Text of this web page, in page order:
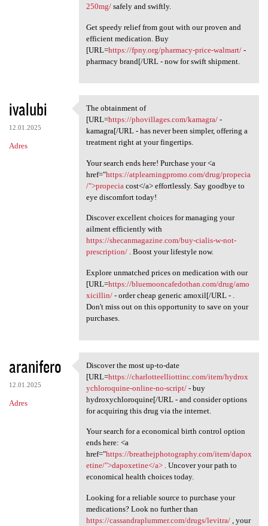
250mg/safely and swiftly.
Get speedy relief from gout with our proven and
efficient medication. Buy
[URL=https://fpny.org/pharmacy-price-walmart/-
pharmacy brand[/URL - now for swift shipment.
ivalubi
12.01.2025
Adres
The obtainment of [URL=https:
The obtainment of
[URL=https://phovillages.com/kamagra/-
kamagra[/URL - has never been simpler, offering a
treatment right at your fingertips.
Your search ends here! Purchase your <a
href="https://atplearningpromo.com/drug/propecia
/">propecia cost</a> effortlessly. Say goodbye to
eye discomfort today!
Discover excellent choices for managing your
ailment efficiently with
https://shecanmagazine.com/buy-cialis-w-not-
prescription/. Boost your lifestyle now.
Explore unmatched prices on medication with our
[URL=https://bluemooncafedothan.com/drug/amo
xicillin/- order cheap generic amoxil[/URL - .
Don't miss out on this opportunity to save on your
purchases.
aranifero
12.01.2025
Adres
Discover the most up-to-date
Discover the most up-to-date
[URL=https://charlotteelliottinc.com/item/hydrox
ychloroquine-online-no-script/- buy
hydroxychloroquine[/URL - and consider options
for acquiring this drug via the internet.
Your search for a economical birth control option
ends here: <a
href="https://breathejphotography.com/item/dapox
etine/">dapoxetine</a>. Uncover your path to
economical health choices today.
Looking for a reliable source to purchase your
medications? Look no further than
https://cassandraplummer.com/drugs/levitra/, your